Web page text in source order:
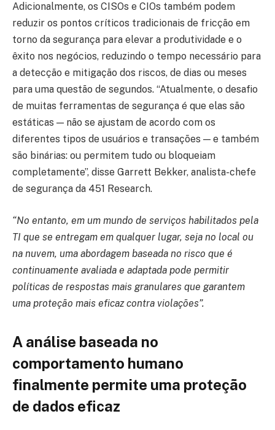
Adicionalmente, os CISOs e CIOs também podem
reduzir os pontos críticos tradicionais de fricção em
torno da segurança para elevar a produtividade e o
êxito nos negócios, reduzindo o tempo necessário para
a detecção e mitigação dos riscos, de dias ou meses
para uma questão de segundos. “Atualmente, o desafio
de muitas ferramentas de segurança é que elas são
estáticas — não se ajustam de acordo com os
diferentes tipos de usuários e transações — e também
são binárias: ou permitem tudo ou bloqueiam
completamente”, disse Garrett Bekker, analista-chefe
de segurança da 451 Research.
“No entanto, em um mundo de serviços habilitados pela
TI que se entregam em qualquer lugar, seja no local ou
na nuvem, uma abordagem baseada no risco que é
continuamente avaliada e adaptada pode permitir
políticas de respostas mais granulares que garantem
uma proteção mais eficaz contra violações”.
A análise baseada no
comportamento humano
finalmente permite uma proteção
de dados eficaz